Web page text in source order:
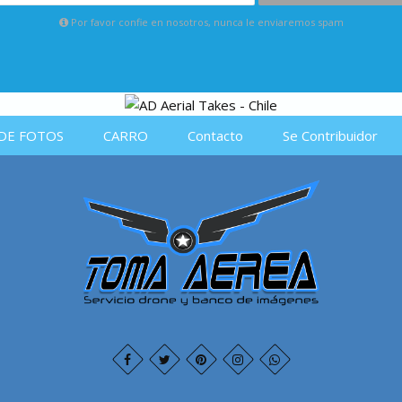
Por favor confie en nosotros, nunca le enviaremos spam
FOTOS CARRO Contacto Se Contribuidor